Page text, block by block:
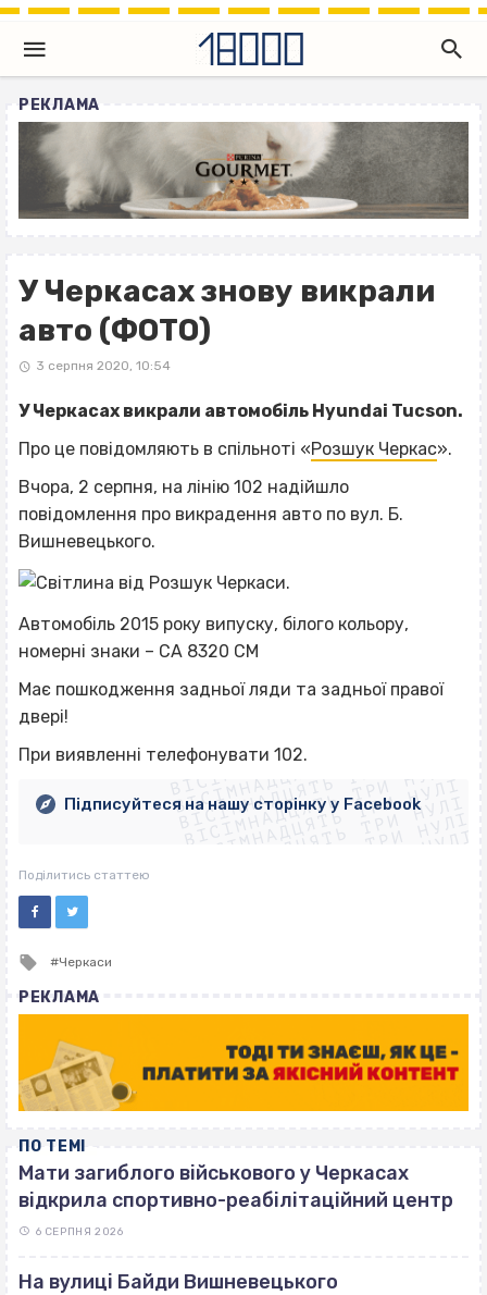
РЕКЛАМА
У Черкасах знову викрали
авто (ФОТО)
3 серпня 2020, 10:54
У Черкасах викрали автомобіль Hyundai Tucson.
Про це повідомляють в спільноті «Розшук Черкас».
Вчора, 2 серпня, на лінію 102 надійшло
повідомлення про викрадення авто по вул. Б.
Вишневецького.
Автомобіль 2015 року випуску, білого кольору,
номерні знаки – СА 8320 CМ
Має пошкодження задньої ляди та задньої правої
двері!
При виявленні телефонувати 102.
ВІСІМНАДЦЯТЬ ТРИ НУЛІ
ВІСІМНАДЦЯТЬ ТРИ НУЛІ
ВІСІМНАДЦЯТЬ ТРИ НУЛІ
ВІСІМНАДЦЯТЬ ТРИ НУЛІ
ВІСІМНАДЦЯТЬ ТРИ НУЛІ
ВІСІМНАДЦЯТЬ ТРИ НУЛІ
ВІСІМНАДЦЯТЬ ТРИ НУЛІ
ВІСІМНАДЦЯТЬ ТРИ НУЛІ
Підписуйтеся на нашу сторінку у Facebook
Поділитись статтею
Tagged
Черкаси
РЕКЛАМА
ПО ТЕМІ
Мати загиблого військового у Черкасах
відкрила спортивно-реабілітаційний центр
6 СЕРПНЯ 2026
На вулиці Байди Вишневецького